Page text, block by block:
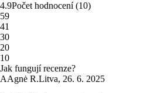
4.9Počet hodnocení(10)
59
41
30
20
10
Jak fungují recenze?
AAgnė R.Litva, 26. 6. 2025